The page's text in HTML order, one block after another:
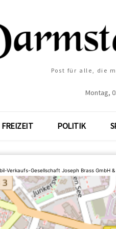
Post für alle, die
Montag,
FREIZEIT POLITIK
Verkaufs-Gesellschaft Joseph Brass GmbH &